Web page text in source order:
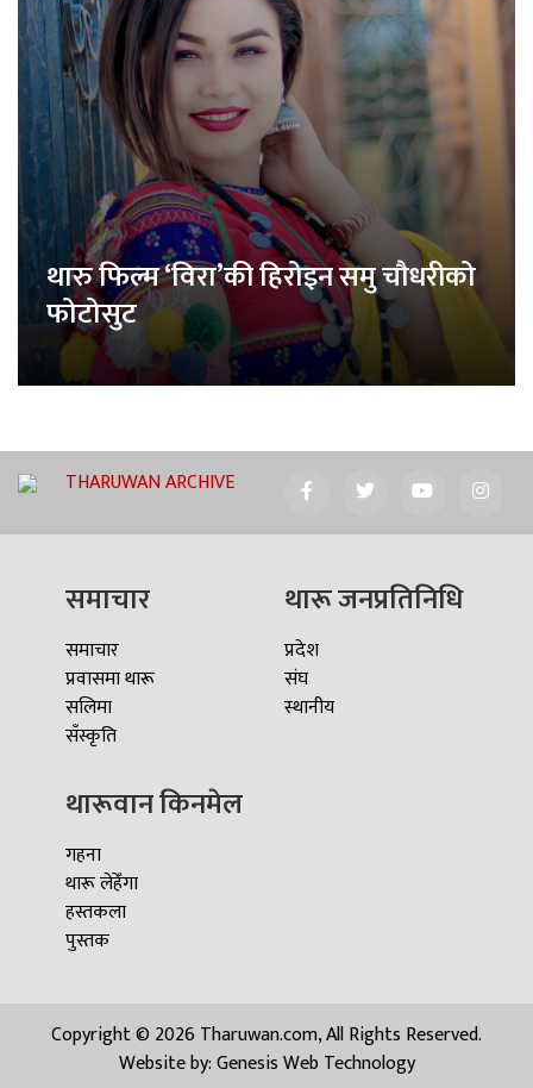
थारु फिल्म ‘विरा’की हिरोइन समु चौधरीको
फोटोसुट
THARUWAN ARCHIVE
समाचार
समाचार
प्रवासमा थारू
सलिमा
सँस्कृति
थारू जनप्रतिनिधि
प्रदेश
संघ
स्थानीय
थारूवान किनमेल
गहना
थारू लेहेँगा
हस्तकला
पुस्तक
Copyright © 2026 Tharuwan.com, All Rights Reserved.
Website by:Genesis Web Technology